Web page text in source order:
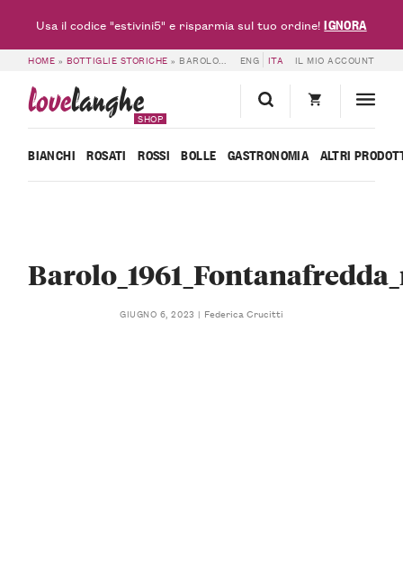
HOME » BOTTIGLIE STORICHE » BAROLO_1961_FONTANAFREDDA_RETRO ENG ITA IL MIO ACCOUNT
lovelanghe
SHOP
BIANCHI ROSATI ROSSI BOLLE GASTRONOMIA ALTRI
GIUGNO 6, 2023 Federica Crucitti
Usa il codice "estivini5" e risparmia sul tuo ordine!IGNORA